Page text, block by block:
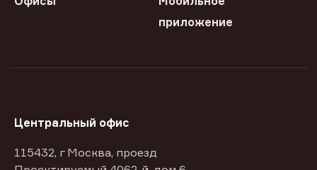
приложение
Центральный офис
115432, г Москва, проезд